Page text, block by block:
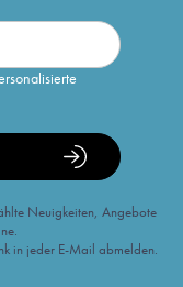
Neuigkeiten, Angebote
in jeder E-Mail abmelden.